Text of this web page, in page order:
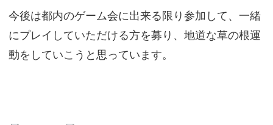
今後は都内のゲーム会に出来る限り参加して、一緒
にプレイしていただける方を募り、地道な草の根運
動をしていこうと思っています。